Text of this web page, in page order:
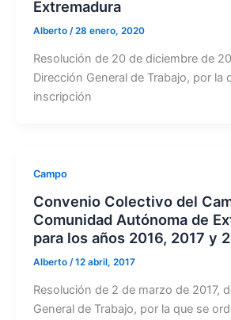
Extremadura
Alberto /28 enero, 2020
Resolución de 20 de diciembre de
Dirección General de Trabajo, por la
inscripción
Campo
Convenio Colectivo del
Comunidad Autónoma de
para los años 2016, 2017 y
Alberto /12 abril, 2017
Resolución de 2 de marzo de 2017,
General de Trabajo, por la que se